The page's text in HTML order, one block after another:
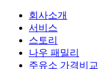
회사소개
서비스
스토리
나우 패밀리
주유소 가격비교